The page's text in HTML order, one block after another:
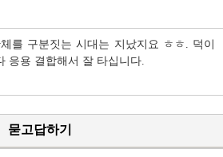
를 구분짓는 시대는 지났지요 ㅎㅎ. 덕이
응용 결합해서 잘 타십니다.
묻고답하기